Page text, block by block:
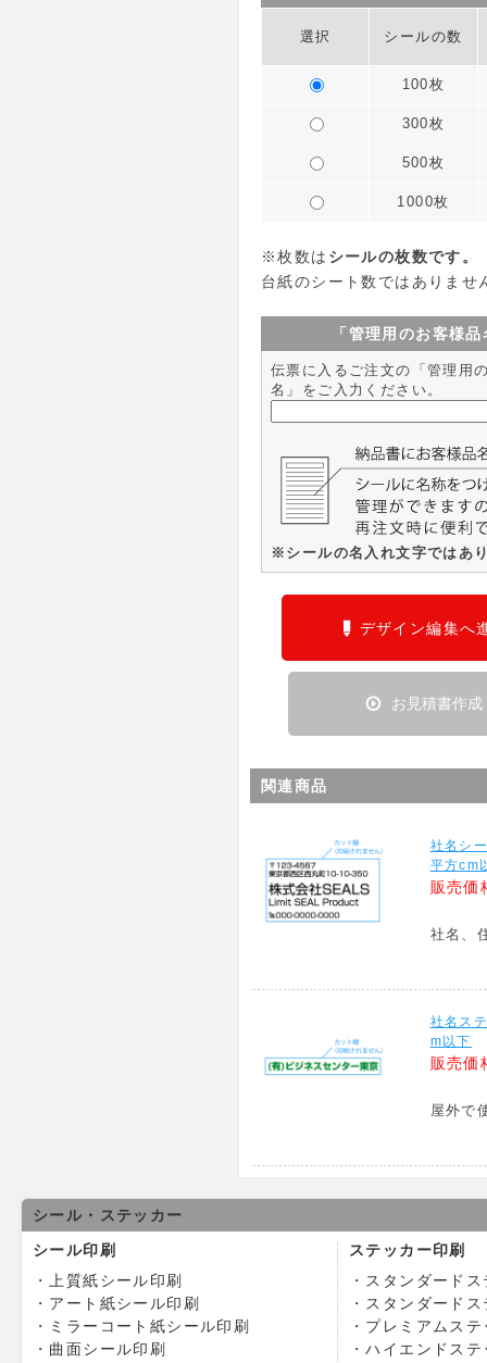
選択 シールの数
100枚
300枚
500枚
1000枚
※枚数は シールの枚数です。
台紙のシート数ではありませ
「管理用のお客様
伝票に入るご注文の「管理用
名」をご入力ください。
※シールの名入れ文字ではあ
お見積書作成
デザイン編集へ
関連商品
社名シ
平方cm
販売価
社名、
社名ス
m以下
販売価
屋外で
シール・ステッカー
シール印刷
上質紙シール印刷
アート紙シール印刷
ミラーコート紙シール印刷
曲面シール印刷
ステッカー印刷
スタンダード
スタンダード
プレミアムステ
ハイエンドステ